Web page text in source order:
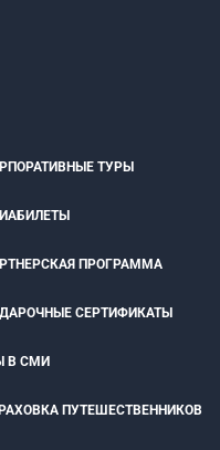
ТУРЫ
ПРОГРАММА
СЕРТИФИКАТЫ
В СМИ
ПУТЕШЕСТВЕННИКОВ